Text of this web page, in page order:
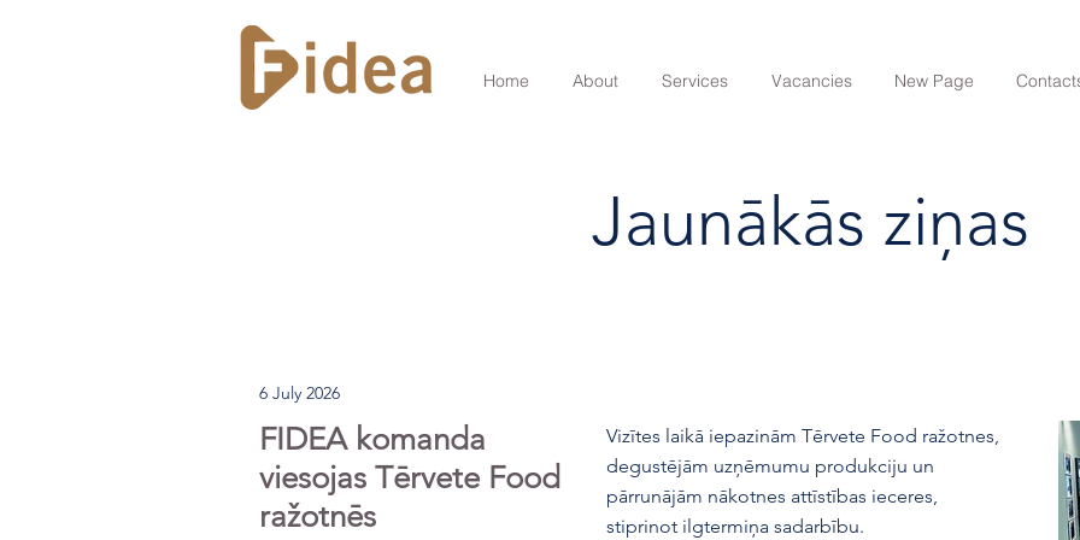
Home About Services Vacancies New Page
Jaunākās ziņas
6 July 2026
FIDEA komanda
viesojas Tērvete Food
ražotnēs
Vizītes laikā iepazinām Tērvete Food ražotnes,
degustējām uzņēmumu produkciju un
pārrunājām nākotnes attīstības ieceres,
stiprinot ilgtermiņa sadarbību.